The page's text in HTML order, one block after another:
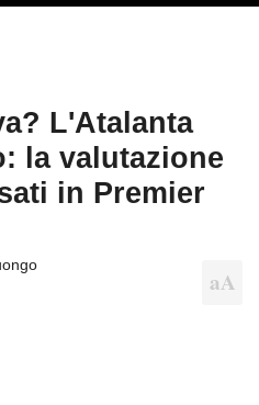
L'Atalanta
la valutazione
in Premier